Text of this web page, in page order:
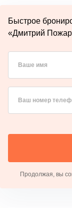
Быстрое
«Дмитрий
Ваше имя
Ваш номер
Продолжая, вы